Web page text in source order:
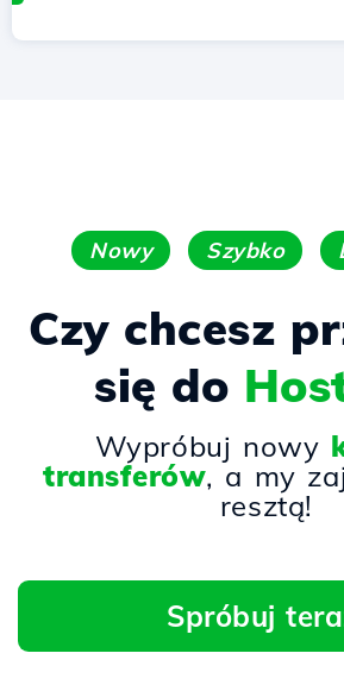
Nowy Szybko
Czy chcesz
się do
Wypróbuj nowy
transferów, a my
resztą!
Spróbuj